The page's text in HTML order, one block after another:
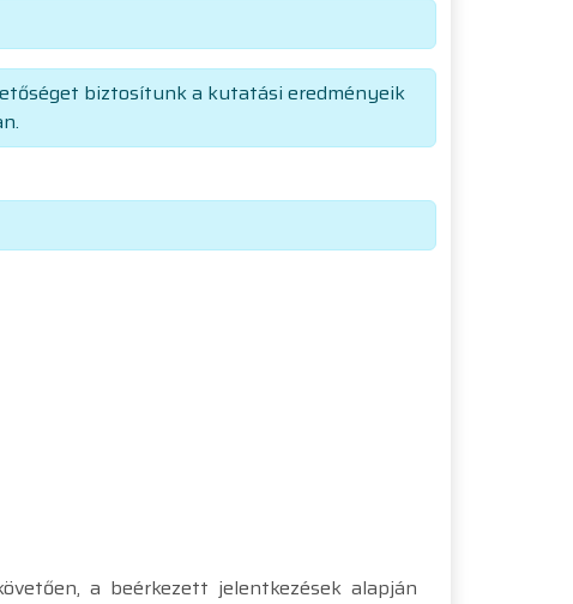
biztosítunk a kutatási eredményeik
a beérkezett jelentkezések alapján